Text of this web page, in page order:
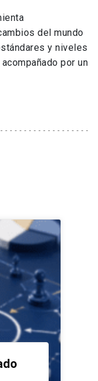
del mundo
y niveles
por un